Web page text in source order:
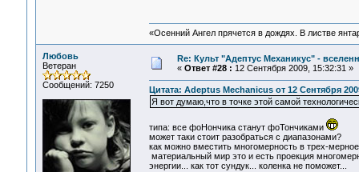
«Осенний Ангел прячется в дождях. В листве
Любовь
Ветеран
Сообщений: 7250
Re: Культ "Адептус Механикус" -
« Ответ #28 : 12 Сентября 2009, 15:32:31 »
Цитата: Adeptus Mechanicus от 12 Сентября
Я вот думаю,что в точке этой самой
типа: все фоНончика станут фоТончиками
может таки стоит разобраться с диапазонами?
как можно вместить многомерность в трех-
материальный мир это и есть проекция
энергии... как тот сундук... коленка не